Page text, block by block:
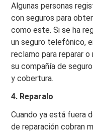
Algunas personas
con seguros para
como este. Si se ha
un seguro telefónico,
reclamo para reparar
su compañía de
y cobertura.
4. Reparalo
Cuando ya está fuera
de reparación cobran